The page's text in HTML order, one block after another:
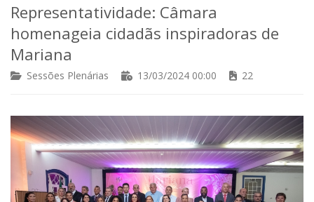
Representatividade: Câmara
homenageia cidadãs inspiradoras de
Mariana
Sessões Plenárias 13/03/2024 00:00 22